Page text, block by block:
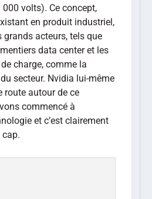
et c’est clairement
des data centers en
volts constitue une rupture
est déjà engagé Watt & Well –
et opérationnels
?